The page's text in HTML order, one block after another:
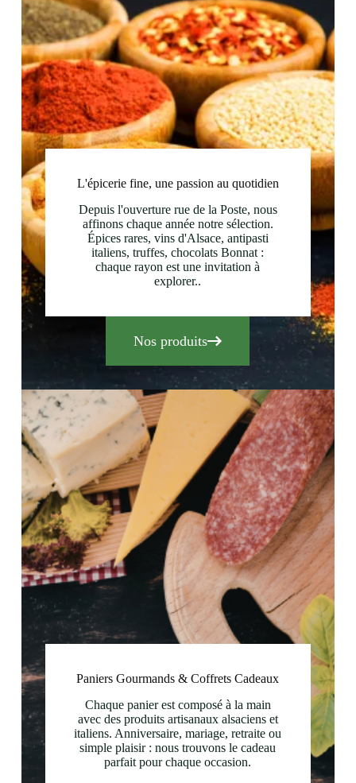
L'épicerie fine, une passion au quotidien
Depuis l'ouverture rue de la Poste, nous
affinons chaque année notre sélection.
Épices rares, vins d'Alsace, antipasti
italiens, truffes, chocolats Bonnat :
chaque rayon est une invitation à
explorer..
Nos produits
Paniers Gourmands & Coffrets Cadeaux
Chaque panier est composé à la main
avec des produits artisanaux alsaciens et
italiens. Anniversaire, mariage, retraite ou
simple plaisir : nous trouvons le cadeau
parfait pour chaque occasion.